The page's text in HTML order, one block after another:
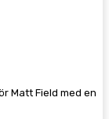
Matt Field med en